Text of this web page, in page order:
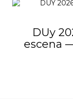
DUy
escena